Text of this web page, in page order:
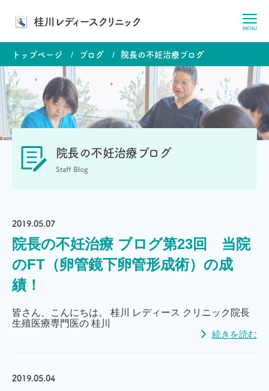
桂川レディースクリニック MENU
トップページ ブログ 院長の不妊治療ブログ
院長の不妊治療ブログ
Staff Blog
2019.05.07
院長の不妊治療 ブログ第23回 当院
のFT（卵管鏡下卵管形成術）の成
績！
皆さん、こんにちは。 桂川 レディース クリニック院長
生殖医療専門医の 桂川
続きを読む
2019.05.04